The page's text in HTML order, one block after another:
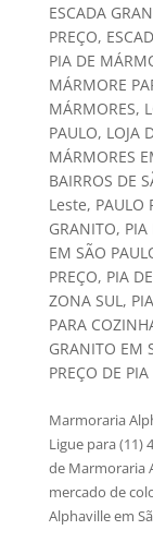
ESCADA
PREÇO,
PIA DE
MÁRMORE
MÁRMORES,
PAULO, LOJA
MÁRMORES
BAIRROS DE
Leste, PAULO
GRANITO, PIA
EM SÃO
PREÇO, PIA
ZONA SUL,
PARA
GRANITO EM
PREÇO DE
Marmoraria
Ligue para (11)
de Marmoraria
mercado de
Alphaville em